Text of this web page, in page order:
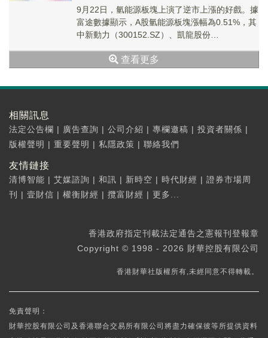
9月22日，氫能源板塊上演了逆市上漲的好戲。據
富途數據顯示，A股氫能源板塊漲幅為0.51%，其
中新動力（300152.SZ）、凱龍股份
查看更多
相關訊息
法定公告欄 | 廣告查詢 | 公司介紹 | 專欄邀稿 | 投資者關係 |
版權聲明 | 重要聲明 | 私隱政策 | 聯絡我們
友情鏈接
清博智能 | 艾媒諮詢 | 和訊 | 新時空 | 時代財經 | 證券市場周
刊
| 壹財信 | 權衡財經 | 攬富財經 | 更多...
香港政府指定刊載法定通告之憲報刊登報章
Copyright © 1998 - 2026 財華控股有限公司
香港財華社版權所有,未經同意不得轉載。
免責聲明：
財華控股有限公司及香港聯合交易所有限公司將盡力確保彼等所提供資料